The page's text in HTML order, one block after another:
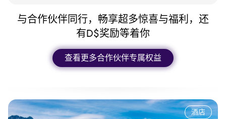
与合作伙伴同行，畅享超多惊喜与福利，还
有D$奖励等着你
查看更多合作伙伴专属权益
酒店